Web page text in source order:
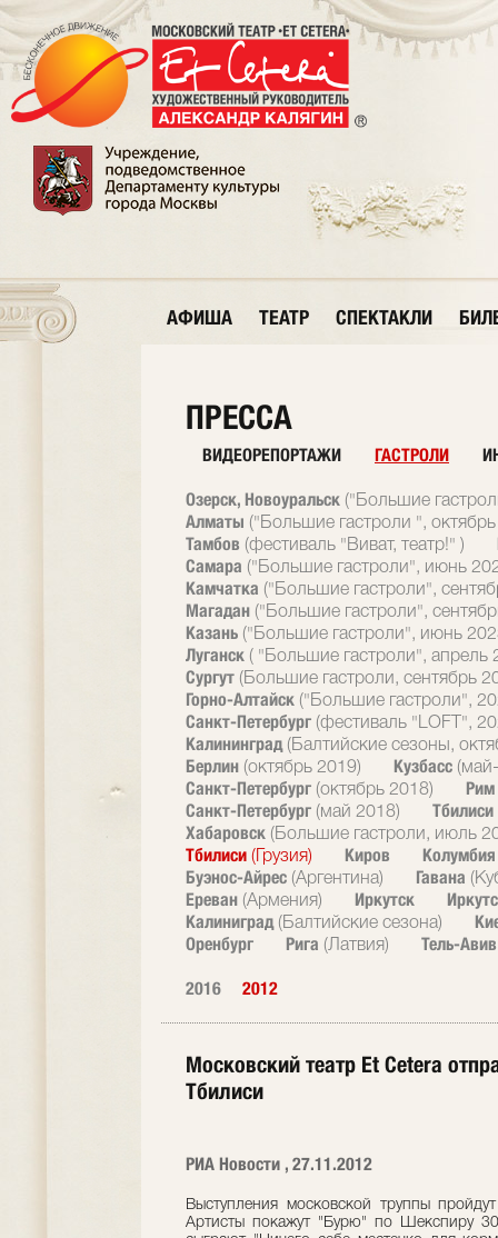
АФИША ТЕАТР СПЕКТАКЛИ
ПРЕССА
ВИДЕОРЕПОРТАЖИ ГАСТРОЛИ
Озерск, Новоуральск ("Большие
Алматы ("Большие гастроли ",
Тамбов (фестиваль "Виват, театр!" )
Самара ("Большие гастроли", июнь
Камчатка ("Большие гастроли",
Магадан ("Большие гастроли",
Казань ("Большие гастроли", июнь
Луганск ( "Большие гастроли", апрель
Сургут (Большие гастроли, сентябрь
Горно-Алтайск ("Большие гастроли",
Санкт-Петербург (фестиваль "LOFT",
Калининград (Балтийские сезоны,
Берлин (октябрь 2019) Кузбасс
Санкт-Петербург (октябрь 2018)
Рим
Санкт-Петербург (май 2018)
Тбилиси
Хабаровск (Большие гастроли, июль
Тбилиси (Грузия) Киров
Буэнос-Айрес (Аргентина) Гавана
Ереван (Армения) Иркутск
Калиниград (Балтийские сезона)
Оренбург
Рига (Латвия) Тель-
2016 2012
Московский театр Et Cetera
Тбилиси
РИА Новости , 27.11.2012
Выступления московской труппы
Артисты покажут "Бурю" по Шекспиру